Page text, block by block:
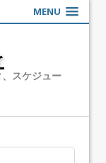
MENU
スケジュー